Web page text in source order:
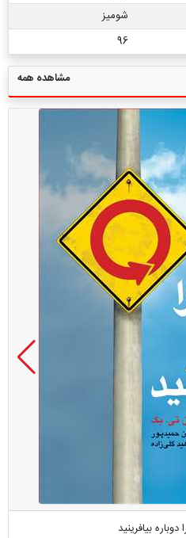
شومیز
96
مشاهده همه
بیافرینید